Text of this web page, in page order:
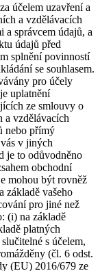
účelem uzavření a
a vzdělávacích
a správcem údajů, a
údajů před
splnění povinností
se souhlasem.
pro účely
uplatnění
ze smlouvy o
a vzdělávacích
nebo přímý
v jiných
je to odůvodněno
obchodní
mohou být rovněž
základě vašeho
pro jiné než
(i) na základě
platných
s účelem,
(čl. 6 odst.
(EU) 2016/679 ze